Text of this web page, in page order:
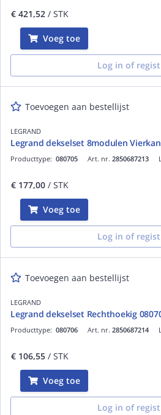
€ 421,52 / STK
Voeg toe
Log in of
Toevoegen aan bestellijst
LEGRAND
Legrand dekselset 8modulen
Art. nr. 2850687213
Producttype: 080705
€ 177,00 / STK
Voeg toe
Log in of
Toevoegen aan bestellijst
LEGRAND
Legrand dekselset Rechthoekig
Art. nr. 2850687214
Producttype: 080706
€ 106,55 / STK
Voeg toe
Log in of